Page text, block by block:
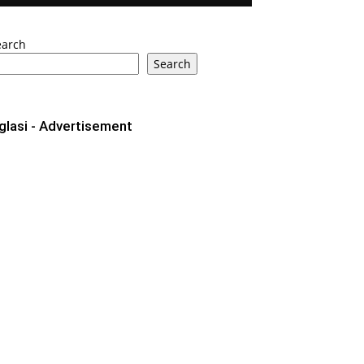
Search
- Advertisement